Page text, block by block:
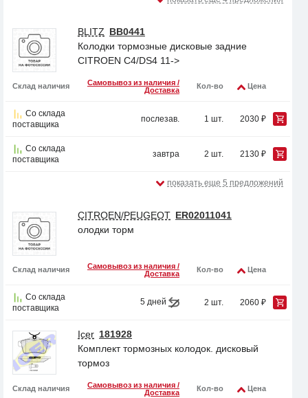
BLITZ BB0441
Колодки тормозные дисковые задние
CITROEN C4/DS4 11->
Склад наличия
Самовывоз из наличия /
Доставка
Кол-во Цена
Со склада
поставщика
послезав. 1 шт. 2030 ₽
Со склада
поставщика
завтра 2 шт. 2130 ₽
показать еще 5 предложений
CITROEN/PEUGEOT ER02011041
олодки торм
Склад наличия
Самовывоз из наличия /
Доставка
Кол-во Цена
Со склада
поставщика
5 дней 2 шт. 2060 ₽
Icer 181928
Комплект тормозных колодок. дисковый
тормоз
Склад наличия
Самовывоз из наличия /
Доставка
Кол-во Цена